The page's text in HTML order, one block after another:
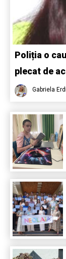
Poliția o
plecat de
Gabriela